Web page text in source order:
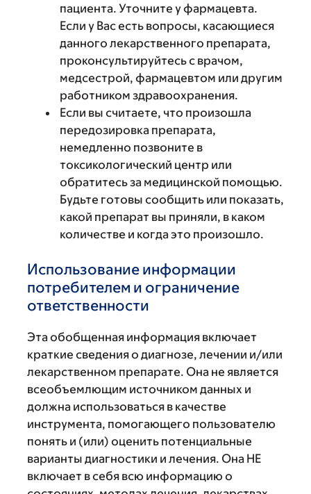
пациента. Уточните у фармацевта.
Если у Вас есть вопросы, касающиеся
данного лекарственного препарата,
проконсультируйтесь с врачом,
медсестрой, фармацевтом или другим
работником здравоохранения.
Если вы считаете, что произошла
передозировка препарата,
немедленно позвоните в
токсикологический центр или
обратитесь за медицинской помощью.
Будьте готовы сообщить или показать,
какой препарат вы приняли, в каком
количестве и когда это произошло.
Использование информации
потребителем и ограничение
ответственности
Эта обобщенная информация включает
краткие сведения о диагнозе, лечении и/или
лекарственном препарате. Она не является
всеобъемлющим источником данных и
должна использоваться в качестве
инструмента, помогающего пользователю
понять и (или) оценить потенциальные
варианты диагностики и лечения. Она НЕ
включает в себя всю информацию о